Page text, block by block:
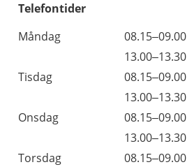
Telefontider
Måndag
08.15–09.00
13.00–13.30
Tisdag
08.15–09.00
13.00–13.30
Onsdag
08.15–09.00
13.00–13.30
Torsdag
08.15–09.00